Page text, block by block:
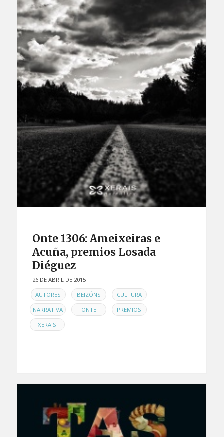
Onte 1306: Ameixeiras e
Acuña, premios Losada
Diéguez
26 DE ABRIL DE 2015
EN AUTORES , BEIZÓNS , CULTURA ,
NARRATIVA , ONTE , PREMIOS ,
XERAIS